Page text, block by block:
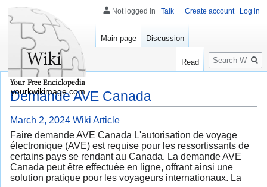
Demande AVE Canada
March 2, 2024 Wiki Article
Faire demande AVE Canada L'autorisation de voyage
électronique (AVE) est requise pour les ressortissants de
certains pays se rendant au Canada. La demande AVE
Canada peut être effectuée en ligne, offrant ainsi une
solution pratique pour les voyageurs internationaux. La
Not logged in Talk Create account Log in
Main page Discussion
Read
Search
yourkwikimage.com